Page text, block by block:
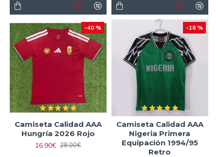
-40 %
Camiseta Calidad AAA
Hungría 2026 Rojo
16.90€ 28.00€
-18 %
Camiseta Calidad AAA
Nigeria Primera
Equipación 1994/95
Retro